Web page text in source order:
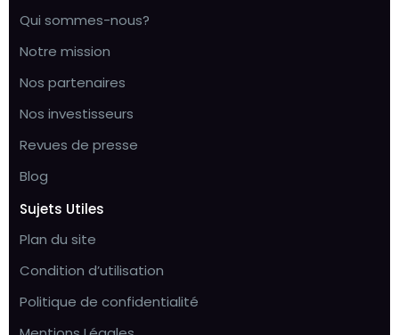
Qui sommes-nous?
Notre mission
Nos partenaires
Nos investisseurs
Revues de presse
Blog
Sujets Utiles
Plan du site
Condition d’utilisation
Politique de confidentialité